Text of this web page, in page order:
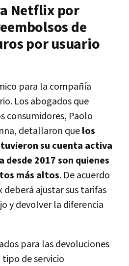
Netflix por
de
por usuario
para la compañía
Los abogados que
consumidores, Paolo
detallaron quelos
su cuenta activa
desde 2017 son quienes
más altos. De acuerdo
ajustar sus tarifas
y devolver la diferencia
para las devoluciones
tipo de servicio